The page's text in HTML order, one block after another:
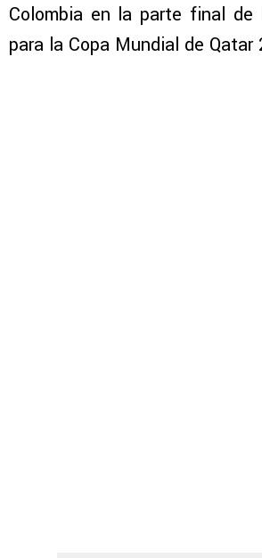
Colombia en la parte final de
para la Copa Mundial de Qatar